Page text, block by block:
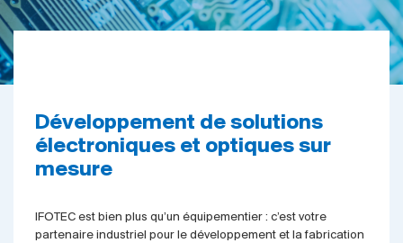
Développement de solutions
électroniques et optiques sur
mesure
IFOTEC est bien plus qu’un équipementier : c’est votre
partenaire industriel pour le développement et la fabrication